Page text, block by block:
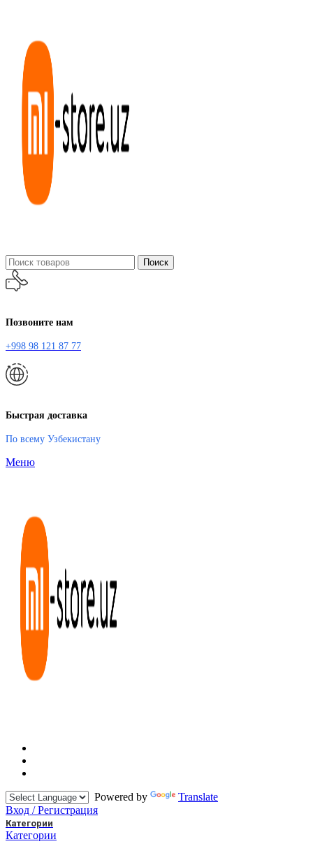
Поиск
Позвоните нам
+998 98 121 87 77
Быстрая доставка
По всему Узбекистану
Меню
Powered by
Translate
Вход / Регистрация
Категории
Категории